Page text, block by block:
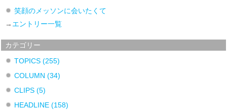
笑顔のメッソンに会いたくて
→ エントリー一覧
カテゴリー
TOPICS (255)
COLUMN (34)
CLIPS (5)
HEADLINE (158)